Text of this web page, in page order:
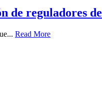
de reguladores
Read More